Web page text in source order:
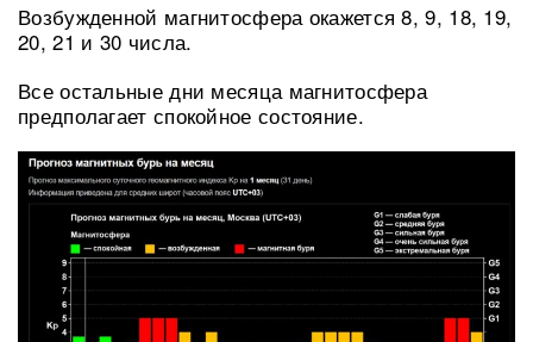
Возбужденной магнитосфера окажется 8, 9, 18, 19,
20, 21 и 30 числа.
Все остальные дни месяца магнитосфера
предполагает спокойное состояние.